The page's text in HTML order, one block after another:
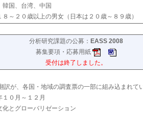
国、台湾、中国
～２０歳以上の男女（日本は２０歳～８９歳）
分析研究課題の公募： EASS 2008
募集要項・応募用紙
受付は終了しました。
訳が、各国・地域の調査票の一部に組み込まれて
０月～１２月
とグローバリゼーション